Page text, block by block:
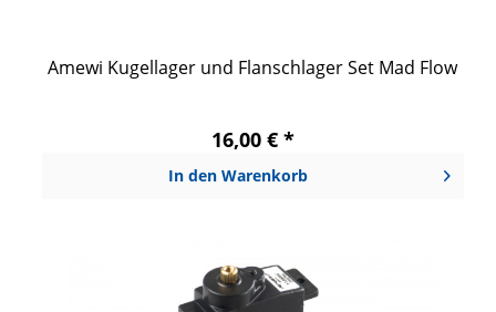
Amewi Kugellager und Flanschlager Set Mad Flow
16,00 € *
In den Warenkorb